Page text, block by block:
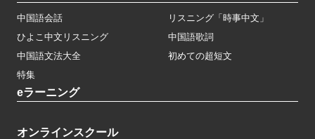
中国語会話
リスニング「時事中文」
ひよこ中文リスニング
中国語歌詞
中国語文法大全
初めての超短文
特集
eラーニング
オンラインスクール